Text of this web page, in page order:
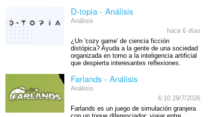
D-topia - Análisis
Análisis
hace 6 días
¿Un 'cozy game' de ciencia ficción
distópica? Ayuda a la gente de una sociedad
organizada en torno a la inteligencia artificial
que despierta interesantes reflexiones.
Farlands - Análisis
Análisis
6:10 29/7/2026
Farlands es un juego de simulación granjera